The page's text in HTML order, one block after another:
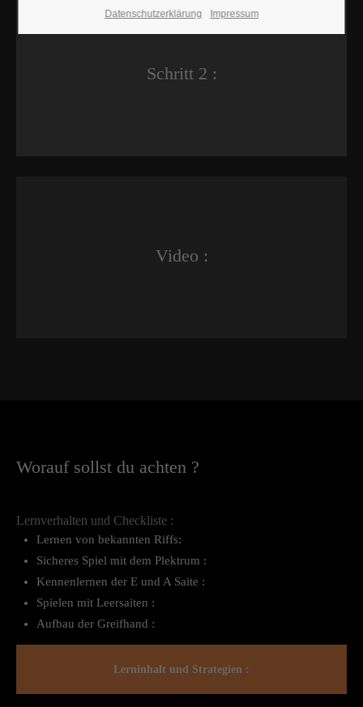
Schritt 2 :
Video :
Worauf sollst du achten ?
Lernverhalten und Checkliste :
Lernen von bekannten Riffs:
Sicheres Spiel mit dem Plektrum :
Kennenlernen der E und A Saite :
Spielen mit Leersaiten :
Aufbau der Greifhand :
Lerninhalt und Strategien :
Datenschutzerklärung Impressum